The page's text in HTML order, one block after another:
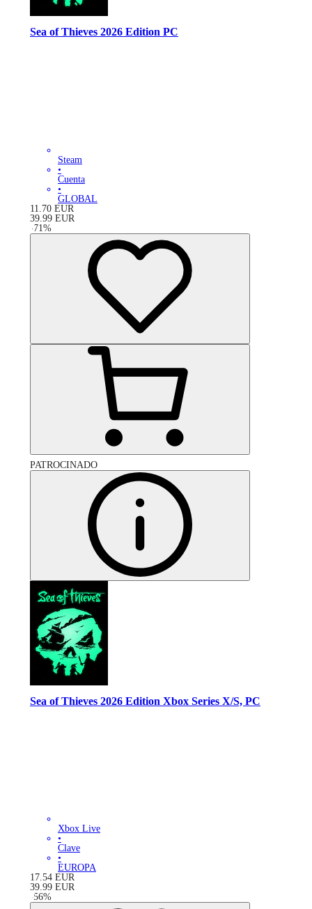
Sea of Thieves 2026 Edition PC
Steam
•
Cuenta
•
GLOBAL
11.70 EUR
39.99 EUR
-71%
PATROCINADO
Sea of Thieves 2026 Edition Xbox Series X/S, PC
Xbox Live
•
Clave
•
EUROPA
17.54 EUR
39.99 EUR
-56%